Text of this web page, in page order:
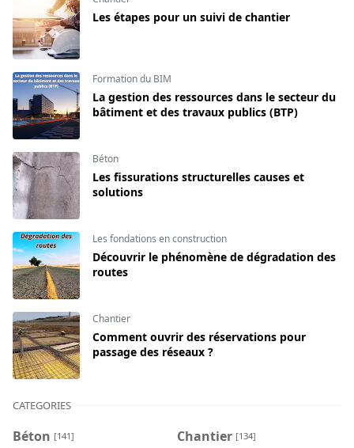
Les étapes pour un suivi de chantier
Formation du BIM
La gestion des ressources dans le secteur du
bâtiment et des travaux publics (BTP)
Béton
Les fissurations structurelles causes et
solutions
Les fondations en construction
Découvrir le phénomène de dégradation des
routes
Chantier
Comment ouvrir des réservations pour
passage des réseaux ?
CATEGORIES
Béton [141] Chantier [134]